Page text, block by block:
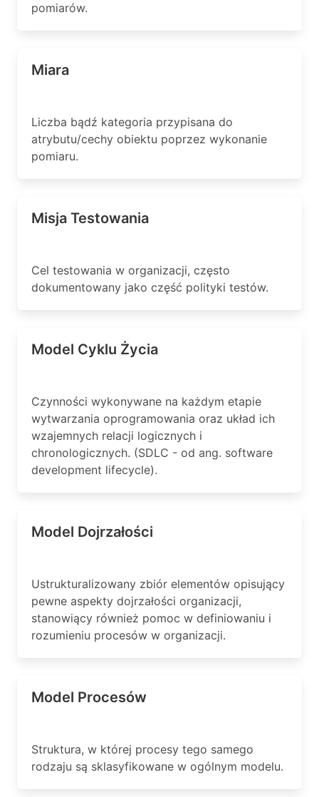
pomiarów.
Miara
Liczba bądź kategoria przypisana do
atrybutu/cechy obiektu poprzez wykonanie
pomiaru.
Misja Testowania
Cel testowania w organizacji, często
dokumentowany jako część polityki testów.
Model Cyklu Życia
Czynności wykonywane na każdym etapie
wytwarzania oprogramowania oraz układ ich
wzajemnych relacji logicznych i
chronologicznych. (SDLC - od ang. software
development lifecycle).
Model Dojrzałości
Ustrukturalizowany zbiór elementów opisujący
pewne aspekty dojrzałości organizacji,
stanowiący również pomoc w definiowaniu i
rozumieniu procesów w organizacji.
Model Procesów
Struktura, w której procesy tego samego
rodzaju są sklasyfikowane w ogólnym modelu.